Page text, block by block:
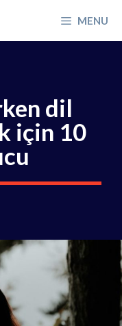
MENU
dil
için 10